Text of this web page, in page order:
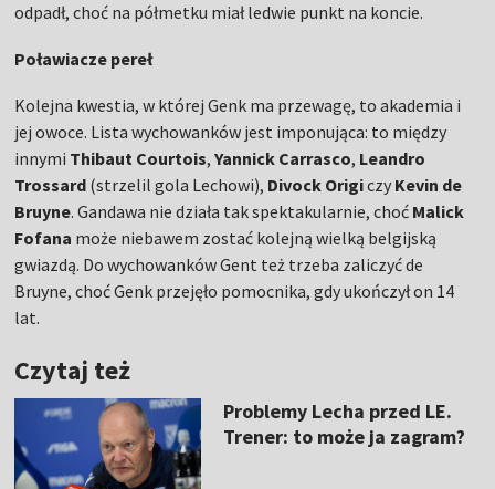
odpadł, choć na półmetku miał ledwie punkt na koncie.
Poławiacze pereł
Kolejna kwestia, w której Genk ma przewagę, to akademia i
jej owoce. Lista wychowanków jest imponująca: to między
innymi Thibaut Courtois,Yannick Carrasco, Leandro
Trossard (strzelil gola Lechowi), Divock Origiczy Kevin de
Bruyne. Gandawa nie działa tak spektakularnie, choć Malick
Fofana może niebawem zostać kolejną wielką belgijską
gwiazdą. Do wychowanków Gent też trzeba zaliczyć de
Bruyne, choć Genk przejęło pomocnika, gdy ukończył on 14
lat.
Czytaj też
Problemy Lecha przed LE.
Trener: to może ja zagram?